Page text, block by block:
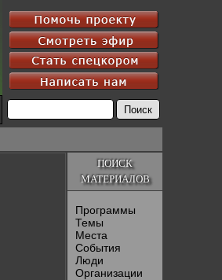
ПОИСК
МАТЕРИАЛОВ
Программы
Темы
Места
События
Люди
Организации